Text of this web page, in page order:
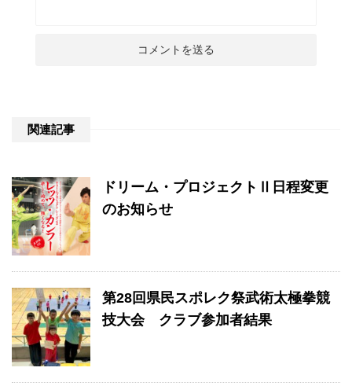
関連記事
ドリーム・プロジェクトⅡ日程変更
のお知らせ
第28回県民スポレク祭武術太極拳競
技大会 クラブ参加者結果